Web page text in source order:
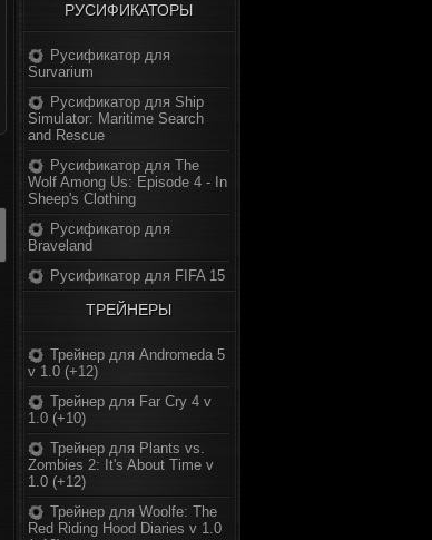
РУСИФИКАТОРЫ
Русификатор для
Survarium
Русификатор для Ship
Simulator: Maritime Search
and Rescue
Русификатор для The
Wolf Among Us: Episode 4 - In
Sheep's Clothing
Русификатор для
Braveland
Русификатор для FIFA 15
ТРЕЙНЕРЫ
Трейнер для Andromeda 5
v 1.0 (+12)
Трейнер для Far Cry 4 v
1.0 (+10)
Трейнер для Plants vs.
Zombies 2: It's About Time v
1.0 (+12)
Трейнер для Woolfe: The
Red Riding Hood Diaries v 1.0